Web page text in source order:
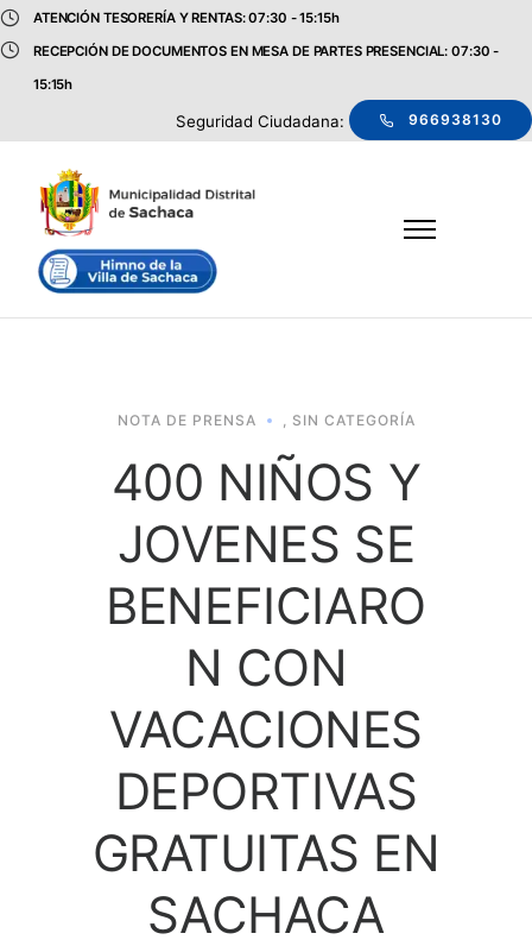
ATENCIÓN TESORERÍA Y RENTAS: 07:30 - 15:15h
RECEPCIÓN DE DOCUMENTOS EN MESA DE PARTES PRESENCIAL: 07:30 -
15:15h
Seguridad Ciudadana: 966938130
NOTA DE PRENSA SIN CATEGORÍA
400 NIÑOS Y
JOVENES SE
BENEFICIARO
N CON
VACACIONES
DEPORTIVAS
GRATUITAS EN
SACHACA